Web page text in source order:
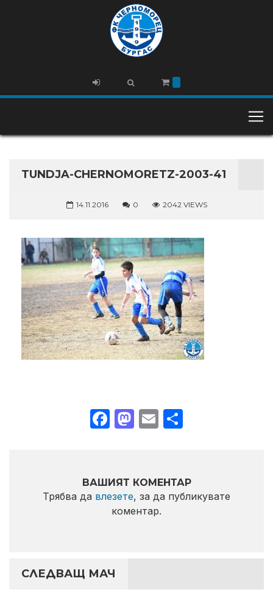
TUNDJA-CHERNOMORETZ-2003-41
14.11.2016 0 2042 VIEWS
Facebook
Mastodon
Email
ВАШИЯТ КОМЕНТАР
Трябва да влезете, за да публикувате
коментар.
СЛЕДВАЩ МАЧ